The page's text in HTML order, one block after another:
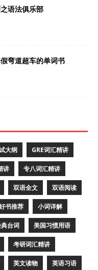
语法俱乐部
弯道超车的单词书
大纲 GRE词汇精讲
讲 专八词汇精讲
双语全文 双语阅读
书推荐 小词详解
台词 美国习惯用语
考研词汇精讲
英文读物 英语习语